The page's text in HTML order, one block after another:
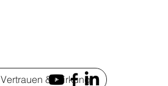
Vertrauen & Wirkung